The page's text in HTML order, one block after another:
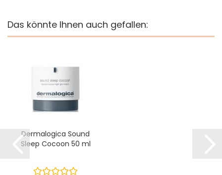
Das könnte Ihnen auch gefallen:
Dermalogica Sound
Sleep Cocoon 50 ml